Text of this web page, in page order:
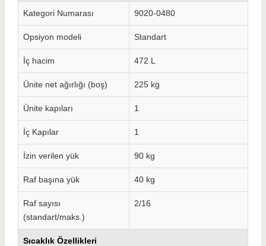
Kategori Numarası 9020-0480
Opsiyon modeli Standart
İç hacim 472 L
Ünite net ağırlığı (boş) 225 kg
Ünite kapıları 1
İç Kapılar 1
İzin verilen yük 90 kg
Raf başına yük 40 kg
Raf sayısı
(standart/maks.)
2/16
Sıcaklık Özellikleri